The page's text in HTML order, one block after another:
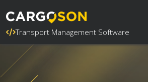
Transport Management Software